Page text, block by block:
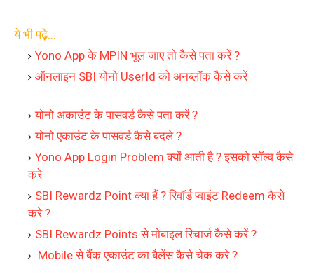
येभी पढ़े...
Yono App के MPIN भूल जाए तो कैसे पता करें ?
ऑनलाइन SBI योनो UserId को अनब्लॉक कैसे करें
योनो अकाउंट के पासवर्ड कैसे पता करें ?
योनो एकाउंट के पासवर्ड कैसे बदले ?
Yono App Login Problem क्यों आती है ? इसको सॉल्व कैसे
करे
SBI Rewardz Point क्या हैं ? रिवॉर्ड प्वाइंट Redeem कैसे
करे ?
SBI Rewardz Points से मोबाइल रिचार्ज कैसे करें ?
Mobile से बैंक एकाउंट का बैलेंस कैसे चेक करे ?